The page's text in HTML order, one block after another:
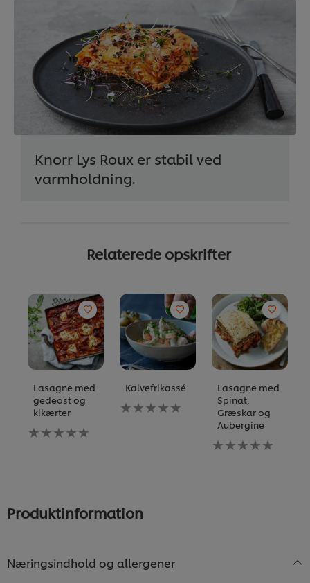
Knorr Lys Roux er stabil ved
varmholdning.
Relaterede opskrifter
Lasagne med
gedeost og
kikærter
Ingen
bedømmelser
Kalvefrikassé
Ingen
bedømmelser
Lasagne med
Spinat,
Græskar og
Aubergine
Ingen
bedømmelser
Produktinformation
Næringsindhold og allergener